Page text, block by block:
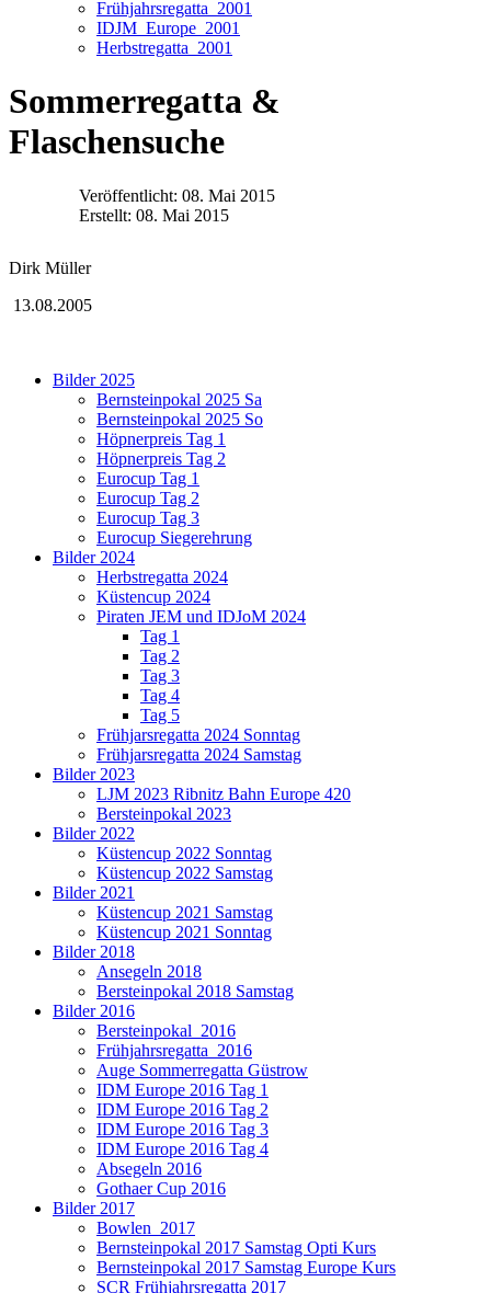
Frühjahrsregatta_2001
IDJM_Europe_2001
Herbstregatta_2001
Sommerregatta &
Flaschensuche
Veröffentlicht: 08. Mai 2015
Erstellt: 08. Mai 2015
Dirk Müller
13.08.2005
Bilder 2025
Bernsteinpokal 2025 Sa
Bernsteinpokal 2025 So
Höpnerpreis Tag 1
Höpnerpreis Tag 2
Eurocup Tag 1
Eurocup Tag 2
Eurocup Tag 3
Eurocup Siegerehrung
Bilder 2024
Herbstregatta 2024
Küstencup 2024
Piraten JEM und IDJoM 2024
Tag 1
Tag 2
Tag 3
Tag 4
Tag 5
Frühjarsregatta 2024 Sonntag
Frühjarsregatta 2024 Samstag
Bilder 2023
LJM 2023 Ribnitz Bahn Europe 420
Bersteinpokal 2023
Bilder 2022
Küstencup 2022 Sonntag
Küstencup 2022 Samstag
Bilder 2021
Küstencup 2021 Samstag
Küstencup 2021 Sonntag
Bilder 2018
Ansegeln 2018
Bersteinpokal 2018 Samstag
Bilder 2016
Bersteinpokal_2016
Frühjahrsregatta_2016
Auge Sommerregatta Güstrow
IDM Europe 2016 Tag 1
IDM Europe 2016 Tag 2
IDM Europe 2016 Tag 3
IDM Europe 2016 Tag 4
Absegeln 2016
Gothaer Cup 2016
Bilder 2017
Bowlen_2017
Bernsteinpokal 2017 Samstag Opti Kurs
Bernsteinpokal 2017 Samstag Europe Kurs
SCR Frühjahrsregatta 2017